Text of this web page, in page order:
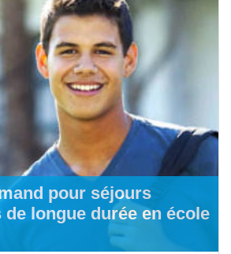
pour séjours
de longue durée en école